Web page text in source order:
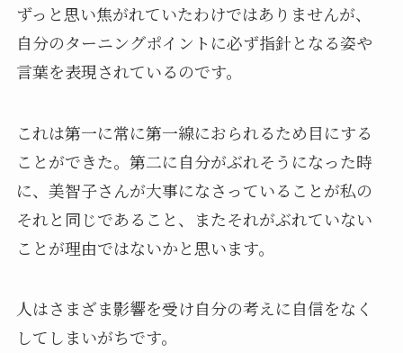
ずっと思い焦がれていたわけではありませんが、
自分のターニングポイントに必ず指針となる姿や
言葉を表現されているのです。
これは第一に常に第一線におられるため目にする
ことができた。第二に自分がぶれそうになった時
に、美智子さんが大事になさっていることが私の
それと同じであること、またそれがぶれていない
ことが理由ではないかと思います。
人はさまざま影響を受け自分の考えに自信をなく
してしまいがちです。